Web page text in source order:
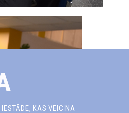
KAS VEICINA